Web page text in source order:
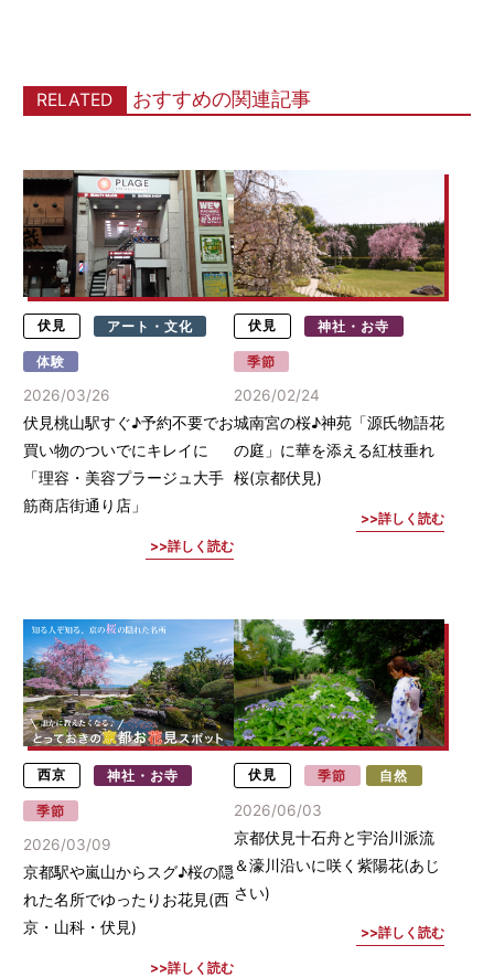
RELATED おすすめの関連記事
伏見 アート・文化
体験
2026/03/26
伏見桃山駅すぐ♪予約不要でお
買い物のついでにキレイに
「理容・美容プラージュ大手
筋商店街通り店」
詳しく読む
伏見 神社・お寺
季節
2026/02/24
城南宮の桜♪神苑「源氏物語花
の庭」に華を添える紅枝垂れ
桜(京都伏見)
詳しく読む
西京 神社・お寺
季節
2026/03/09
京都駅や嵐山からスグ♪桜の隠
れた名所でゆったりお花見(西
京・山科・伏見)
詳しく読む
伏見 季節 自然
2026/06/03
京都伏見十石舟と宇治川派流
＆濠川沿いに咲く紫陽花(あじ
さい)
詳しく読む